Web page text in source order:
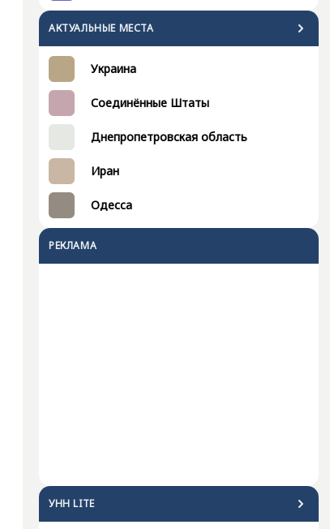
АКТУАЛЬНЫЕ МЕСТА
Украина
Соединённые Штаты
Днепропетровская область
Иран
Одесса
РЕКЛАМА
УНН LITE